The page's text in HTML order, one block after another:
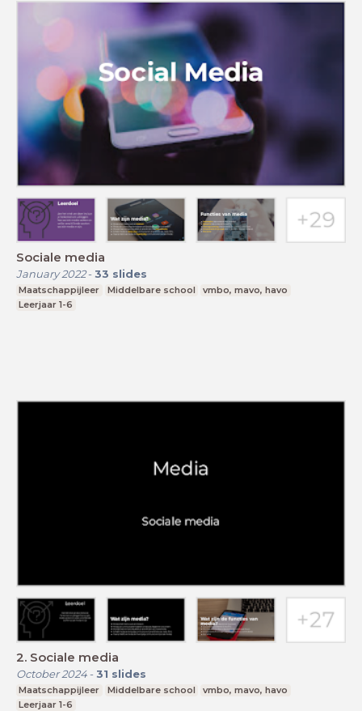
Sociale media
January 2022- 33 slides
Maatschappijleer Middelbare school
vmbo, mavo, havo
Leerjaar 1-6
2. Sociale media
October 2024- 31 slides
Maatschappijleer Middelbare school
vmbo, mavo, havo
Leerjaar 1-6